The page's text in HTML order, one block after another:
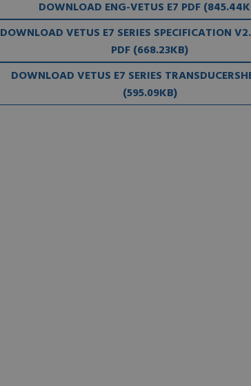
DOWNLOAD ENG-VETUS E7 PDF
DOWNLOAD VETUS E7 SERIES SPECIFICATION
PDF (668.23KB)
DOWNLOAD VETUS E7 SERIES
(595.09KB)